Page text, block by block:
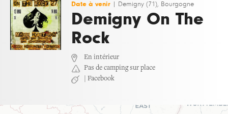
Date à venir Demigny (71), Bourgogne
Demigny On The
Rock
En intérieur
Pas de camping sur place
Facebook